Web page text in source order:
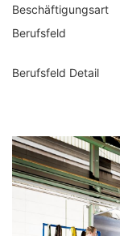
Beschäftigungsart
Berufsfeld
Berufsfeld Detail